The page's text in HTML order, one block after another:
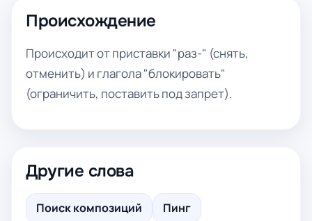
Происхождение
Происходит от приставки "раз-" (снять,
отменить) и глагола "блокировать"
(ограничить, поставить под запрет).
Другие слова
Поиск композиций
Пинг